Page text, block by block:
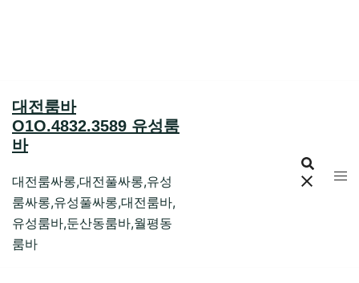
대전룸바
O1O.4832.3589 유성룸
바
대전룸싸롱,대전풀싸롱,유성
룸싸롱,유성풀싸롱,대전룸바,
유성룸바,둔산동룸바,월평동
룸바